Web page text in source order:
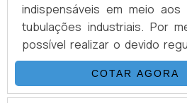
indispensáveis em meio
tubulações industriais. Por
possível realizar o devido
pressão de diversos gases
estado seguro, durante a
bloqueio de valvula esfera,
COTAR AGORA